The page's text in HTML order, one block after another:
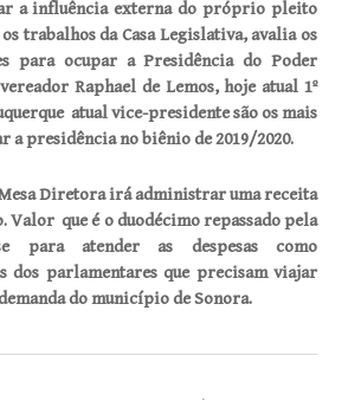
a influência externa do próprio pleito
trabalhos da Casa Legislativa, avalia os
para ocupar a Presidência do Poder
Raphael de Lemos, hoje atual 1º
atual vice-presidente são os mais
a presidência no biênio de 2019/2020.
Diretora irá administrar uma receita
Valor que é o duodécimo repassado pela
para atender as despesas como
dos parlamentares que precisam viajar
do município de Sonora.